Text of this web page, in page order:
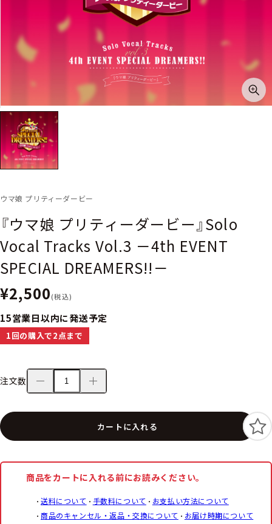
ウマ娘 プリティーダービー
『ウマ娘 プリティーダービー』Solo
Vocal Tracks Vol.3 －4th EVENT
SPECIAL DREAMERS!!－
¥2,500(税込)
15営業日以内に発送予定
1回の購入で2点まで
注文数
カートに入れる
商品をカートに入れる前にお読みください。
送料について 手数料について
お支払い方法について
商品のキャンセル・返品・交換について
お届け時期について